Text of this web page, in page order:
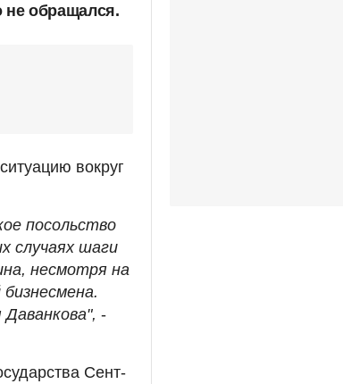
не обращался.
вокруг
посольство
случаях шаги
несмотря на
-
Сент-